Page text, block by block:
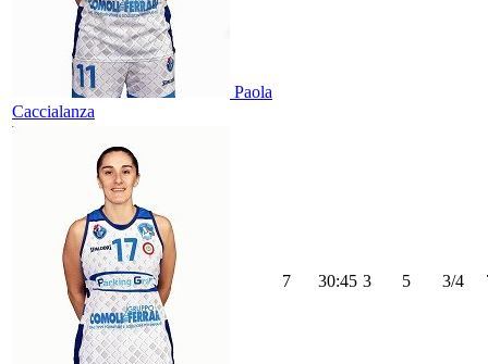
Paola
Caccialanza
7 30:45 3 5 3/4